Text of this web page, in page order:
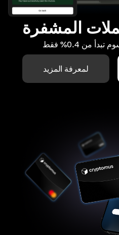
المشفرة
من 0.4% فقط
لمعرفة المزيد